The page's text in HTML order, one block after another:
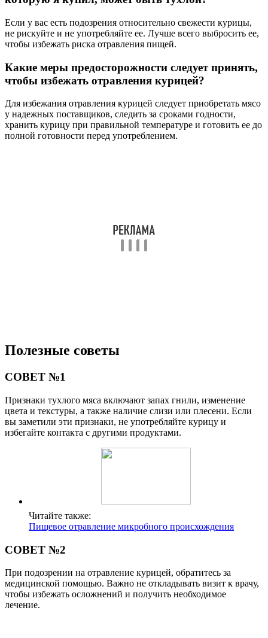
Если у вас есть подозрения относительно свежести курицы,
не рискуйте и не употребляйте ее. Лучше всего выбросить ее,
чтобы избежать риска отравления пищей.
Какие меры предосторожности следует принять,
чтобы избежать отравления курицей?
Для избежания отравления курицей следует приобретать мясо
у надежных поставщиков, следить за сроками годности,
хранить курицу при правильной температуре и готовить ее до
полной готовности перед употреблением.
Полезные советы
СОВЕТ №1
Признаки тухлого мяса включают запах гнили, изменение
цвета и текстуры, а также наличие слизи или плесени. Если
вы заметили эти признаки, не употребляйте курицу и
избегайте контакта с другими продуктами.
Читайте также:
Пищевое отравление микробного происхождения
СОВЕТ №2
При подозрении на отравление курицей, обратитесь за
медицинской помощью. Важно не откладывать визит к врачу,
чтобы избежать осложнений и получить необходимое
лечение.